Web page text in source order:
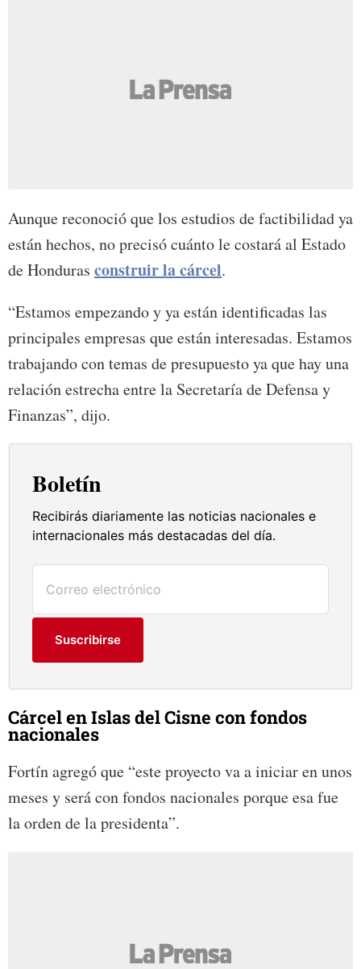
Aunque reconoció que los estudios de factibilidad ya
están hechos, no precisó cuánto le costará al Estado
de Honduras construir la cárcel.
“Estamos empezando y ya están identificadas las
principales empresas que están interesadas. Estamos
trabajando con temas de presupuesto ya que hay una
relación estrecha entre la Secretaría de Defensa y
Finanzas”, dijo.
Boletín
Recibirás diariamente las noticias nacionales e
internacionales más destacadas del día.
Suscribirse
Cárcel en Islas del Cisne con fondos
nacionales
Fortín agregó que “este proyecto va a iniciar en unos
meses y será con fondos nacionales porque esa fue
la orden de la presidenta”.